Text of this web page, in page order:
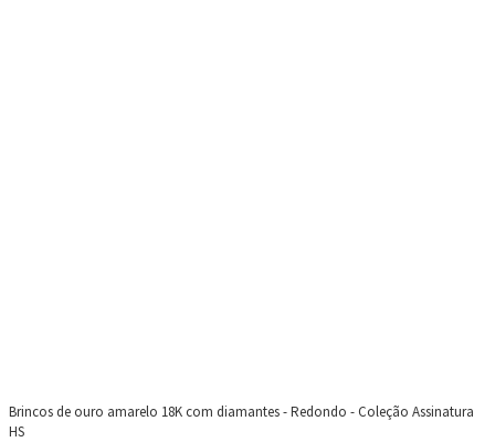
Brincos de ouro amarelo 18K com diamantes - Redondo - Coleção Assinatura
HS